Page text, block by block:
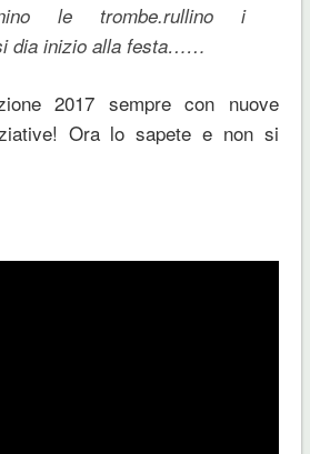
le trombe.rullino i
dia inizio alla festa……
2017 sempre con nuove
Ora lo sapete e non si